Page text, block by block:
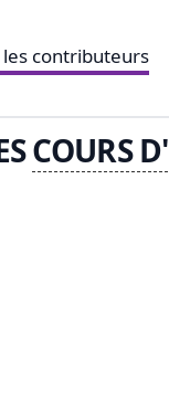
les contributeurs
COURS D'